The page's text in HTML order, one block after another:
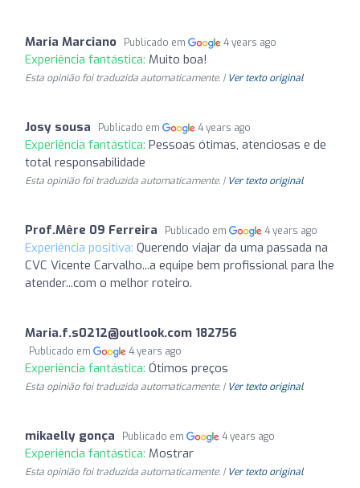
Maria Marciano Publicado em 4 years ago
Experiência fantástica: Muito boa!
Esta opinião foi traduzida automaticamente. | Ver texto original
Josy sousa Publicado em 4 years ago
Experiência fantástica: Pessoas ótimas, atenciosas e de
total responsabilidade
Esta opinião foi traduzida automaticamente. | Ver texto original
Prof.Mêre 09 Ferreira Publicado em 4 years ago
Experiência positiva: Querendo viajar da uma passada na
CVC Vicente Carvalho...a equipe bem profissional para lhe
atender...com o melhor roteiro.
Maria.f.s0212@outlook.com 182756
Publicado em 4 years ago
Experiência fantástica: Ótimos preços
Esta opinião foi traduzida automaticamente. | Ver texto original
mikaelly gonça Publicado em 4 years ago
Experiência fantástica: Mostrar
Esta opinião foi traduzida automaticamente. | Ver texto original